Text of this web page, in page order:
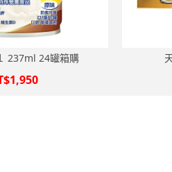
237ml 24罐箱購